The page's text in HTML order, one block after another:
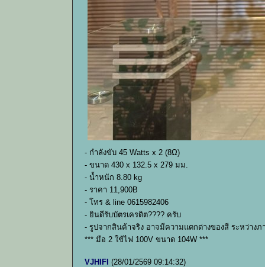
- กำลังขับ 45 Watts x 2 (8Ω)
- ขนาด 430 x 132.5 x 279 มม.
- น้ำหนัก 8.80 kg
- ราคา 11,900B
- โทร & line 0615982406
- ยินดีรับบัตรเครดิต???? ครับ
- รูปจากสินค้าจริง อาจมีความแตกต่างของสี ระหว่าง
*** มือ 2 ใช้ไฟ 100V ขนาด 104W ***
VJHIFI (28/01/2569 09:14:32)